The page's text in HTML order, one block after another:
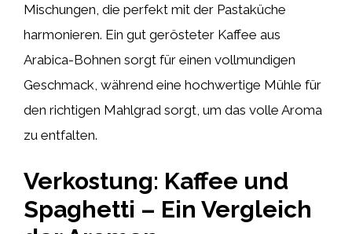
Mischungen, die perfekt mit der Pastaküche
harmonieren. Ein gut gerösteter Kaffee aus
Arabica-Bohnen sorgt für einen vollmundigen
Geschmack, während eine hochwertige Mühle für
den richtigen Mahlgrad sorgt, um das volle Aroma
zu entfalten.
Verkostung: Kaffee und
Spaghetti – Ein Vergleich